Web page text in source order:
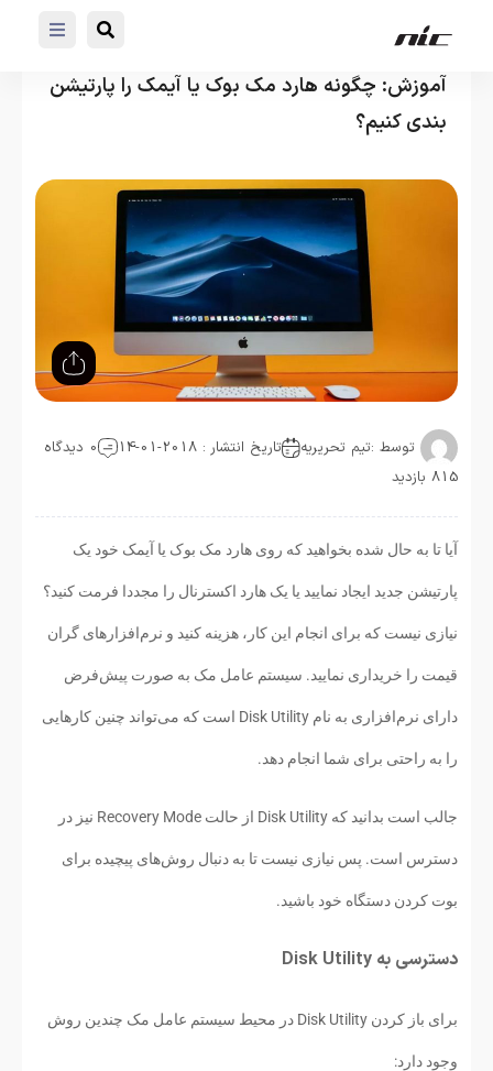
آموزش: چگونه هارد مک بوک یا آیمک را پارتیشن
بندی کنیم؟
توسط :تیم تحریریه تاریخ انتشار : 2018-01-14
0 دیدگاه
815 بازدید
آیا تا به حال شده بخواهید که روی هارد مک بوک یا آیمک خود یک
پارتیشن جدید ایجاد نمایید یا یک هارد اکسترنال را مجددا فرمت کنید؟
نیازی نیست که برای انجام این کار، هزینه کنید و نرم‌افزارهای گران
قیمت را خریداری نمایید. سیستم عامل مک به صورت پیش‌فرض
دارای نرم‌افزاری به نام Disk Utility است که می‌تواند چنین کارهایی
را به راحتی برای شما انجام دهد.
جالب است بدانید که Disk Utility از حالت Recovery Mode نیز در
دسترس است. پس نیازی نیست تا به دنبال روش‌های پیچیده برای
بوت کردن دستگاه خود باشید.
دسترسی به Disk Utility
برای باز کردن Disk Utility در محیط سیستم عامل مک چندین روش
وجود دارد: